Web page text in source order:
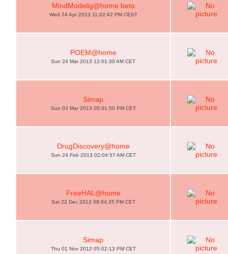
MindModelig@home beta
Wed 24 Apr 2013 11:02:42 PM CEST
POEM@home
Sun 24 Mar 2013 12:01:30 AM CET
Simap
Sun 03 Mar 2013 05:01:50 PM CET
DrugDiscovery@home
Sun 24 Feb 2013 02:04:57 AM CET
FreeHAL@home
Sat 22 Dec 2012 09:04:25 PM CET
Simap
Thu 01 Nov 2012 05:02:13 PM CET